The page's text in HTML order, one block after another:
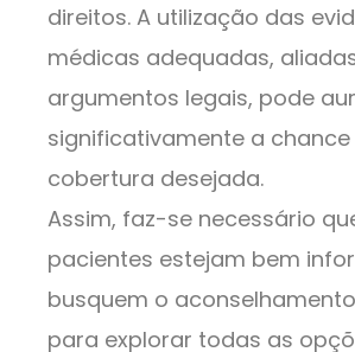
direitos. A utilização das
médicas adequadas,
argumentos legais, pode
significativamente a
cobertura desejada.
Assim, faz-se necessário
pacientes estejam bem
busquem o
para explorar todas as